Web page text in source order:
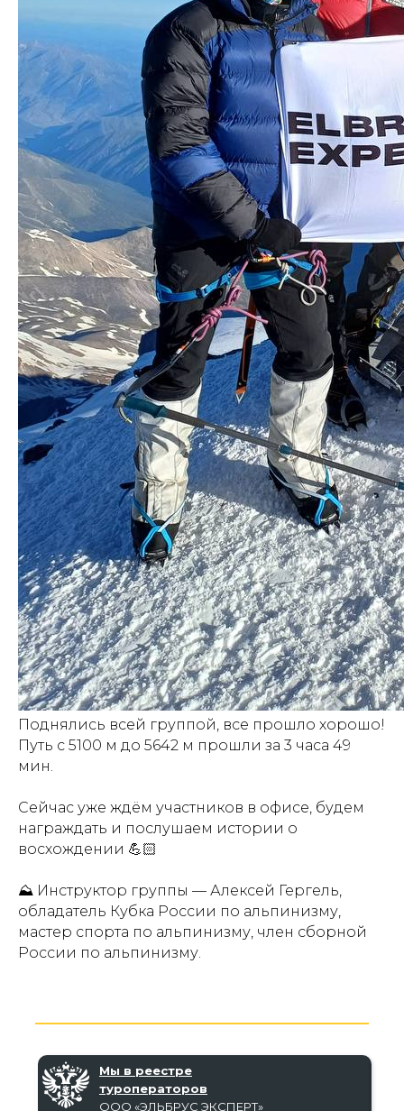
Поднялись всей группой, все прошло хорошо!
Путь с 5100 м до 5642 м прошли за 3 часа 49
мин.
Сейчас уже ждём участников в офисе, будем
награждать и послушаем истории о
восхождении 💪🏻
⛰ Инструктор группы — Алексей Гергель,
обладатель Кубка России по альпинизму,
мастер спорта по альпинизму, член сборной
России по альпинизму.
Мы в реестре
туроператоров
ООО «‎ЭЛЬБРУС ЭКСПЕРТ»‎